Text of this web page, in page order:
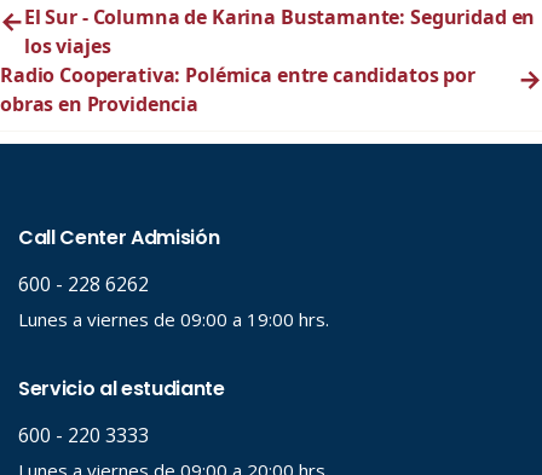
←El Sur - Columna de Karina Bustamante: Seguridad en
los viajes
Radio Cooperativa: Polémica entre candidatos por
obras en Providencia
→